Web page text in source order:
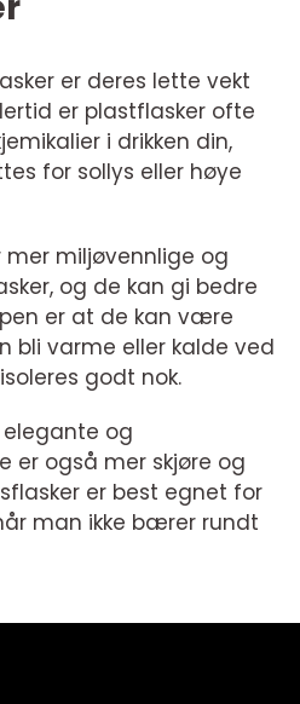
er deres lette vekt
er plastflasker ofte
i drikken din,
for sollys eller høye
mer miljøvennlige og
og de kan gi bedre
er at de kan være
bli varme eller kalde ved
godt nok.
elegante og
er også mer skjøre og
er best egnet for
man ikke bærer rundt